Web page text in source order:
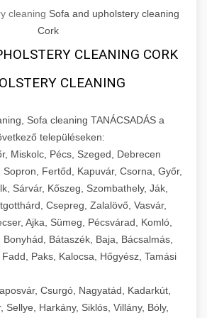
cleaning Sofa and upholstery cleaning
Cork
CLEANING CORK
CLEANING
Sofa cleaning TANÁCSADÁS a
településeken:
Miskolc, Pécs, Szeged, Debrecen
Fertőd, Kapuvár, Csorna, Győr,
Sárvár, Kőszeg, Szombathely, Ják,
Csepreg, Zalalövő, Vasvár,
Ajka, Sümeg, Pécsvárad, Komló,
Bátaszék, Baja, Bácsalmás,
Paks, Kalocsa, Hőgyész, Tamási
Csurgó, Nagyatád, Kadarkút,
Sellye, Harkány, Siklós, Villány, Bóly,